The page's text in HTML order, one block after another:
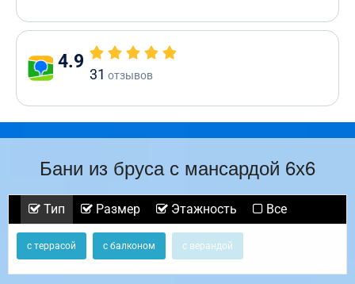
4.9
31 отзывов
Бани из бруса с мансардой 6х6
Тип Размер Этажность Все
с террасой с балконом с верандой